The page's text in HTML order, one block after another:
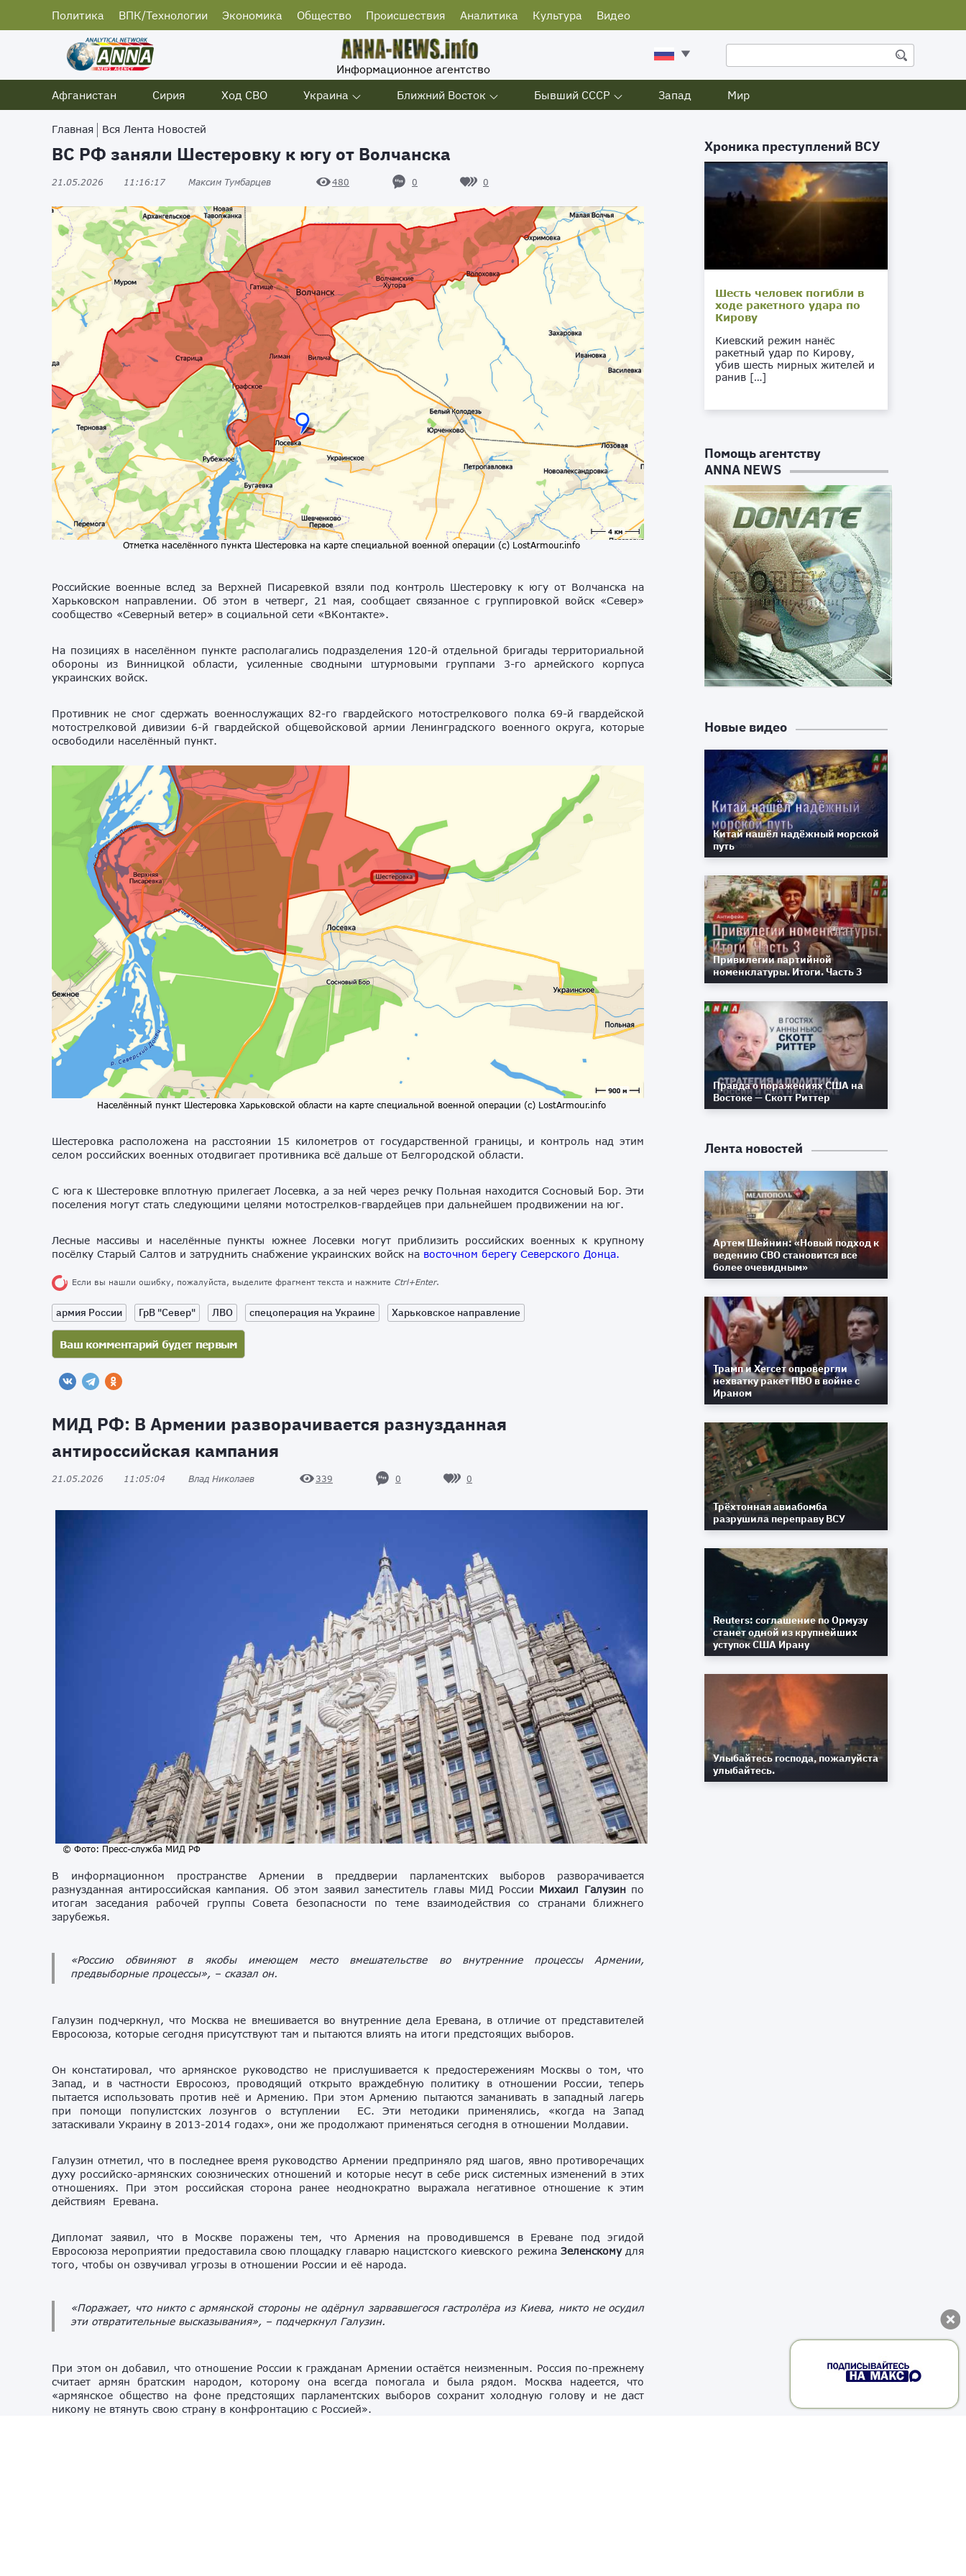
Политика ВПК/Технологии Экономика Общество Происшествия Аналитика Культура Видео
Информационное агентство
Афганистан
Сирия Ход СВО Украина Ближний Восток Бывший СССР Запад Мир
Главная Вся Лента Новостей
ВС РФ заняли Шестеровку к югу от Волчанска
21.05.2026 11:16:17 Максим Тумбарцев 480 0 0
Отметка населённого пункта Шестеровка на карте специальной военной операции (с) LostArmour.info
Российские военные вслед за Верхней Писаревкой взяли под контроль Шестеровку к югу от Волчанска на
Харьковском направлении. Об этом в четверг, 21 мая, сообщает связанное с группировкой войск «Север»
сообщество «Северный ветер» в социальной сети «ВКонтакте».
На позициях в населённом пункте располагались подразделения 120-й отдельной бригады территориальной
обороны из Винницкой области, усиленные сводными штурмовыми группами 3-го армейского корпуса
украинских войск.
Противник не смог сдержать военнослужащих 82-го гвардейского мотострелкового полка 69-й гвардейской
мотострелковой дивизии 6-й гвардейской общевойсковой армии Ленинградского военного округа, которые
освободили населённый пункт.
Населённый пункт Шестеровка Харьковской области на карте специальной военной операции (с) LostArmour.info
Шестеровка расположена на расстоянии 15 километров от государственной границы, и контроль над этим
селом российских военных отодвигает противника всё дальше от Белгородской области.
С юга к Шестеровке вплотную прилегает Лосевка, а за ней через речку Польная находится Сосновый Бор. Эти
поселения могут стать следующими целями мотострелков-гвардейцев при дальнейшем продвижении на юг.
Лесные массивы и населённые пункты южнее Лосевки могут приблизить российских военных к крупному
посёлку Старый Салтов и затруднить снабжение украинских войск на восточном берегу Северского Донца.
Если вы нашли ошибку, пожалуйста, выделите фрагмент текста и нажмите Ctrl+Enter.
армия России ГрВ "Север" ЛВО спецоперация на Украине Харьковское направление
МИД РФ: В Армении разворачивается разнузданная
антироссийская кампания
21.05.2026 11:05:04 Влад Николаев 339 0 0
© Фото: Пресс-служба МИД РФ
В информационном пространстве Армении в преддверии парламентских выборов разворачивается
разнузданная антироссийская кампания. Об этом заявил заместитель главы МИД России Михаил Галузинпо
итогам заседания рабочей группы Совета безопасности по теме взаимодействия со странами ближнего
зарубежья.
«Россию обвиняют в якобы имеющем место вмешательстве во внутренние процессы Армении,
предвыборные процессы», – сказал он.
Галузин подчеркнул, что Москва не вмешивается во внутренние дела Еревана, в отличие от представителей
Евросоюза, которые сегодня присутствуют там и пытаются влиять на итоги предстоящих выборов.
Он констатировал, что армянское руководство не прислушивается к предостережениям Москвы о том, что
Запад, и в частности Евросоюз, проводящий открыто враждебную политику в отношении России, теперь
пытается использовать против неё и Армению. При этом Армению пытаются заманивать в западный лагерь
при помощи популистских лозунгов о вступлении ЕС. Эти методики применялись, «когда на Запад
затаскивали Украину в 2013-2014 годах», они же продолжают применяться сегодня в отношении Молдавии.
Галузин отметил, что в последнее время руководство Армении предприняло ряд шагов, явно противоречащих
духу российско-армянских союзнических отношений и которые несут в себе риск системных изменений в этих
отношениях. При этом российская сторона ранее неоднократно выражала негативное отношение к этим
действиям Еревана.
Дипломат заявил, что в Москве поражены тем, что Армения на проводившемся в Ереване под эгидой
Евросоюза мероприятии предоставила свою площадку главарю нацистского киевского режимаЗеленскомудля
того, чтобы он озвучивал угрозы в отношении России и её народа.
«Поражает, что никто с армянской стороны не одёрнул зарвавшегося гастролёра из Киева, никто не осудил
эти отвратительные высказывания», – подчеркнул Галузин.
При этом он добавил, что отношение России к гражданам Армении остаётся неизменным. Россия по-прежнему
считает армян братским народом, которому она всегда помогала и была рядом. Москва надеется, что
«армянское общество на фоне предстоящих парламентских выборов сохранит холодную голову и не даст
никому не втянуть свою страну в конфронтацию с Россией».
Хроника преступлений ВСУ
Шесть человек погибли в
ходе ракетного удара по
Кирову
Киевский режим нанёс
ракетный удар по Кирову,
убив шесть мирных жителей и
ранив […]
Помощь агентству
ANNA NEWS
Новые видео
Китай нашёл надёжный морской
путь
Привилегии партийной
номенклатуры. Итоги. Часть 3
Правда о поражениях США на
Востоке — Скотт Риттер
Лента новостей
Артем Шейнин: «Новый подход к
ведению СВО становится все
более очевидным»
Трамп и Хегсет опровергли
нехватку ракет ПВО в войне с
Ираном
Трёхтонная авиабомба
разрушила переправу ВСУ
Reuters: соглашение по Ормузу
станет одной из крупнейших
уступок США Ирану
Улыбайтесь господа, пожалуйста
улыбайтесь.